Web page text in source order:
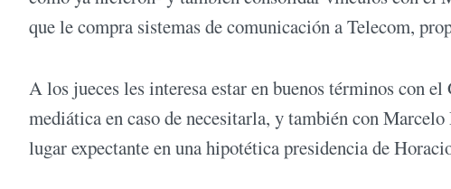
que le compra sistemas de comunicación a Telecom,
A los jueces les interesa estar en buenos términos con
mediática en caso de necesitarla, y también con
lugar expectante en una hipotética presidencia de